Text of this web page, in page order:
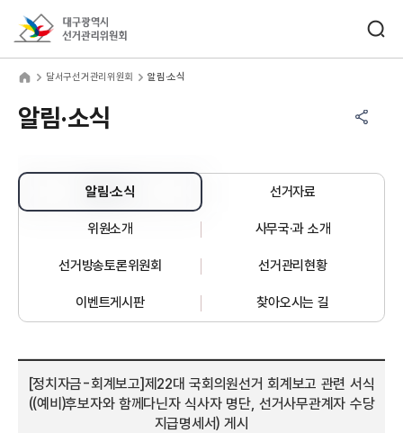
달서구선거관리위원회 알림·소식
알림·소식
알림·소식 선거자료
위원소개 사무국·과 소개
선거방송토론위원회 선거관리현황
이벤트게시판 찾아오시는 길
[정치자금-회계보고]제22대 국회의원선거 회계보고 관련 서식
((예비)후보자와 함께다닌자 식사자 명단, 선거사무관계자 수당
지급명세서) 게시